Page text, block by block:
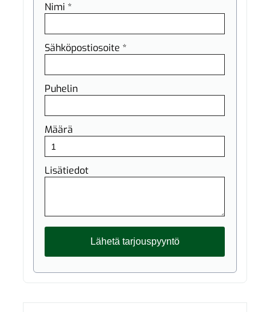
Nimi *
Sähköpostiosoite *
Puhelin
Määrä
Lisätiedot